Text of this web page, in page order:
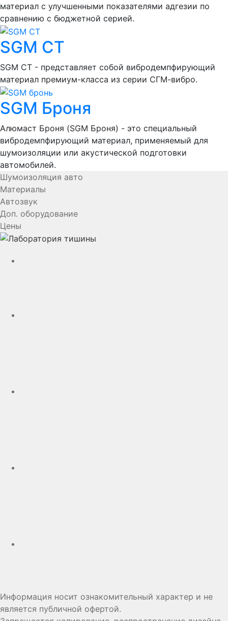
материал с улучшенными показателями адгезии по
сравнению с бюджетной серией.
SGM СТ
SGM СТ - представляет собой вибродемпфирующий
материал премиум-класса из серии СГМ-вибро.
SGM Броня
Алюмаст Броня (SGM Броня) - это специальный
вибродемпфирующий материал, применяемый для
шумоизоляции или акустической подготовки
автомобилей.
Шумоизоляция авто
Материалы
Автозвук
Доп. оборудование
Цены
Информация носит ознакомительный характер и не
является публичной офертой.